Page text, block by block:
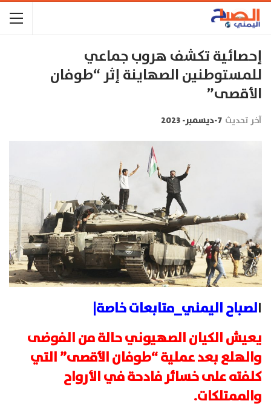
إحصائية تكشف هروب جماعي
للمستوطنين الصهاينة إثر “طوفان
الأقصى”
آخر تحديث 7-ديسمبر- 2023
الصباح اليمني_متابعات خاصة|
يعيش الكيان الصهيوني حالة من الفوضى
والهلع بعد عملية “طوفان الأقصى” التي
كلفته على خسائر فادحة في الأرواح
والممتلكات.